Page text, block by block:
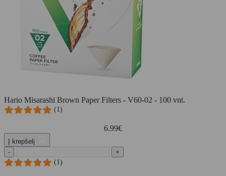
Hario Misarashi Brown Paper Filters - V60-02 - 100 vnt.
(1)
6.99€
Į krepšelį
-
+
(1)